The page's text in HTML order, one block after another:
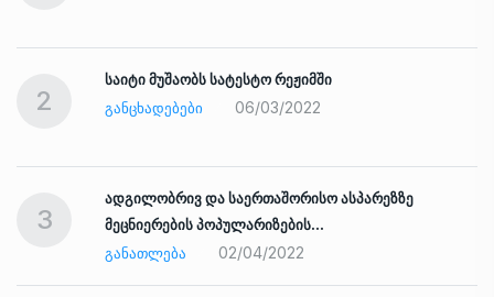
2
საიტი მუშაობს სატესტო რეჟიმში
ᲒᲐᲜᲪᲮᲐᲓᲔᲑᲔᲑᲘ
06/03/2022
3
ადგილობრივ და საერთაშორისო ასპარეზზე
მეცნიერების პოპულარიზების…
ᲒᲐᲜᲐᲗᲚᲔᲑᲐ
02/04/2022